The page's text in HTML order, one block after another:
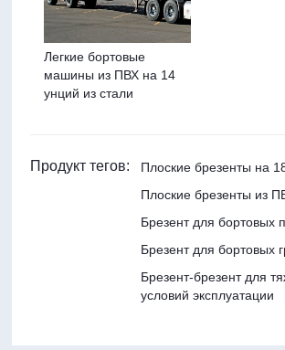
Легкие бортовые
машины из ПВХ на 14
унций из стали
Продукт тегов:
Плоские брезенты на
Плоские брезенты из
Брезент для бортовых
Брезент для бортовых
Брезент-брезент для
условий эксплуатации